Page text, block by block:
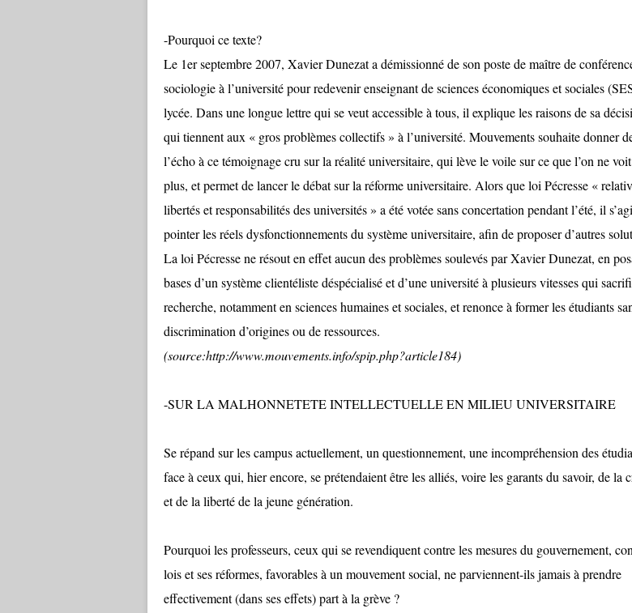
-Pourquoi ce texte?
Le 1er septembre 2007, Xavier Dunezat a démissionné de son poste de maître de
sociologie à l’université pour redevenir enseignant de sciences économiques et sociales
lycée. Dans une longue lettre qui se veut accessible à tous, il explique les raisons de sa
qui tiennent aux « gros problèmes collectifs » à l’université. Mouvements souhaite donner
l’écho à ce témoignage cru sur la réalité universitaire, qui lève le voile sur ce que l’on ne
plus, et permet de lancer le débat sur la réforme universitaire. Alors que loi Pécresse «
libertés et responsabilités des universités » a été votée sans concertation pendant l’été, il
pointer les réels dysfonctionnements du système universitaire, afin de proposer d’autres
La loi Pécresse ne résout en effet aucun des problèmes soulevés par Xavier Dunezat, en
bases d’un système clientéliste déspécialisé et d’une université à plusieurs vitesses qui
recherche, notamment en sciences humaines et sociales, et renonce à former les étudiants
discrimination d’origines ou de ressources.
(source:http://www.mouvements.info/spip.php?article184)
-SUR LA MALHONNETETE INTELLECTUELLE EN MILIEU UNIVERSITAIRE
Se répand sur les campus actuellement, un questionnement, une incompréhension des
face à ceux qui, hier encore, se prétendaient être les alliés, voire les garants du savoir, de la
et de la liberté de la jeune génération.
Pourquoi les professeurs, ceux qui se revendiquent contre les mesures du gouvernement,
lois et ses réformes, favorables à un mouvement social, ne parviennent-ils jamais à prendre
effectivement (dans ses effets) part à la grève ?